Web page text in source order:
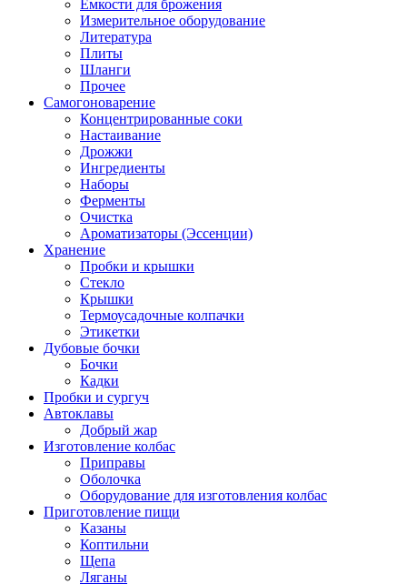
Емкости для брожения
Измерительное оборудование
Литература
Плиты
Шланги
Прочее
Самогоноварение
Концентрированные соки
Настаивание
Дрожжи
Ингредиенты
Наборы
Ферменты
Очистка
Ароматизаторы (Эссенции)
Хранение
Пробки и крышки
Стекло
Крышки
Термоусадочные колпачки
Этикетки
Дубовые бочки
Бочки
Кадки
Пробки и сургуч
Автоклавы
Добрый жар
Изготовление колбас
Приправы
Оболочка
Оборудование для изготовления колбас
Приготовление пищи
Казаны
Коптильни
Щепа
Ляганы